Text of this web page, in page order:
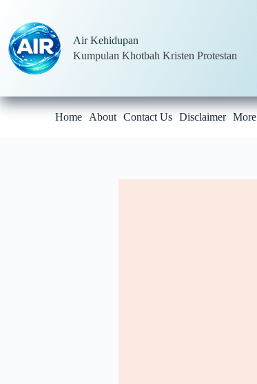
content
Air Kehidupan
Kumpulan Khotbah Kristen Protestan
Home About Contact Us Disclaimer More